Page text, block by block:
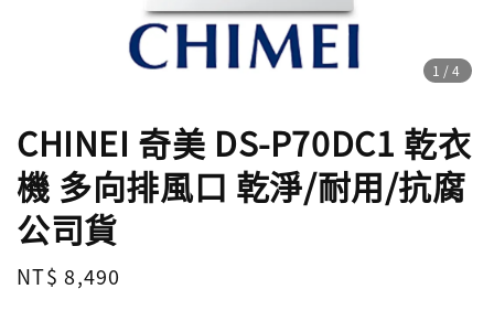
1 /4
CHINEI 奇美 DS-P70DC1 乾衣
機 多向排風口 乾淨/耐用/抗腐
公司貨
Regular
NT$ 8,490